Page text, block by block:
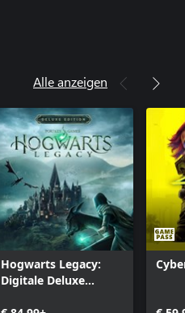
Alle anzeigen
Hogwarts Legacy:
Digitale Deluxe